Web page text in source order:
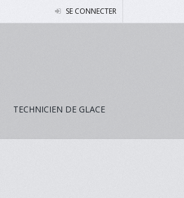
SE CONNECTER
TECHNICIEN DE GLACE